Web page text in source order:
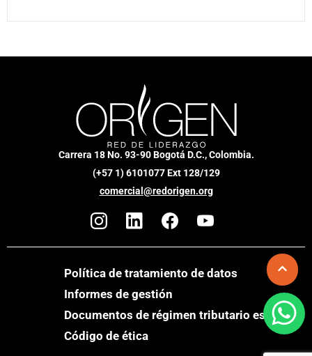
Carrera 18 No. 93-90 Bogotá D.C., Colombia.
(+57 1) 6101077 Ext 128/129
comercial@redorigen.org
Política de tratamiento de datos
Informes de gestión
Documentos de régimen tributario especial
Código de ética